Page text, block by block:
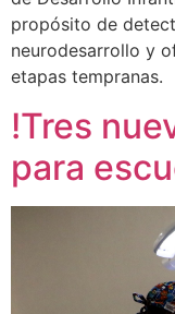
propósito de
neurodesarrollo y
etapas tempranas.
!Tres
para